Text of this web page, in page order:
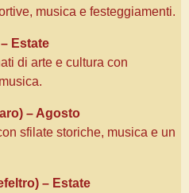
musica e festeggiamenti.
Estate
di arte e cultura con
– Agosto
sfilate storiche, musica e un
– Estate